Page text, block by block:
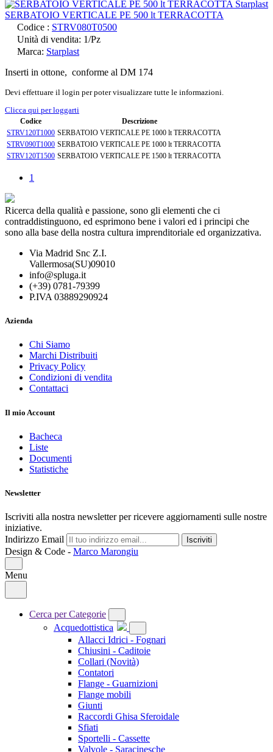
SERBATOIO VERTICALE PE 500 lt TERRACOTTA
Codice : STRV080T0500
Unità di vendita: 1/Pz
Marca: Starplast
Inserti in ottone, conforme al DM 174
Devi effettuare il login per poter visualizzare tutte le informazioni.
Clicca qui per loggarti
Codice
Descrizione
STRV120T1000 SERBATOIO VERTICALE PE 1000 lt TERRACOTTA
STRV090T1000 SERBATOIO VERTICALE PE 1000 lt TERRACOTTA
STRV120T1500 SERBATOIO VERTICALE PE 1500 lt TERRACOTTA
1
Ricerca della qualità e passione, sono gli elementi che ci
contraddistinguono, ed esprimono bene i valori ed i principi che
sono alla base della nostra cultura imprenditoriale ed organizzativa.
Via Madrid Snc Z.I.
Vallermosa(SU)09010
info@spluga.it
(+39) 0781-79399
P.IVA 03889290924
Azienda
Chi Siamo
Marchi Distribuiti
Privacy Policy
Condizioni di vendita
Contattaci
Il mio Account
Bacheca
Liste
Documenti
Statistiche
Newsletter
Iscriviti alla nostra newsletter per ricevere aggiornamenti sulle nostre
iniziative.
Indirizzo Email
Iscriviti
Design & Code - Marco Marongiu
Menu
Cerca per Categorie
Acquedottistica
Allacci Idrici - Fognari
Chiusini - Caditoie
Collari (Novità)
Contatori
Flange - Guarnizioni
Flange mobili
Giunti
Raccordi Ghisa Sferoidale
Sfiati
Sportelli - Cassette
Valvole - Saracinesche